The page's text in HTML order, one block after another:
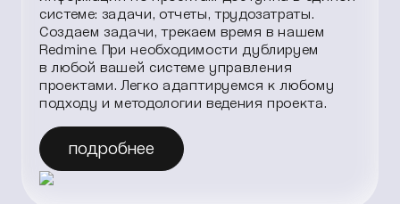
системе: задачи, отчеты, трудозатраты.
Создаем задачи, трекаем время в нашем
Redmine. При необходимости дублируем
в любой вашей системе управления
проектами. Легко адаптируемся к любому
подходу и методологии ведения проекта.
подробнее